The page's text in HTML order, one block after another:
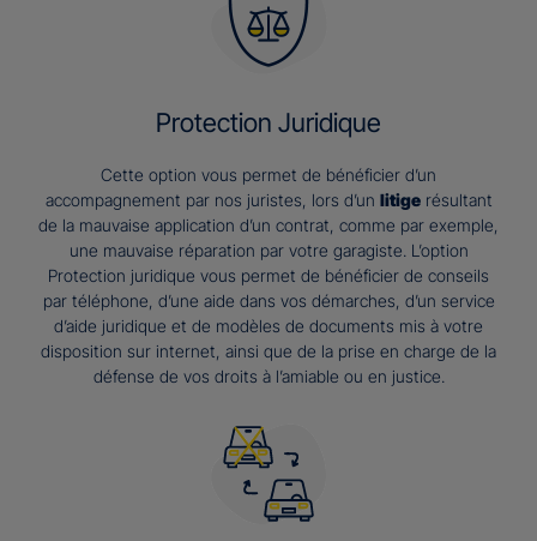
Protection Juridique
Cette option vous permet de bénéficier d’un
accompagnement par nos juristes, lors d’un litigerésultant
de la mauvaise application d’un contrat, comme par exemple,
une mauvaise réparation par votre garagiste. L’option
Protection juridique vous permet de bénéficier de conseils
par téléphone, d’une aide dans vos démarches, d’un service
d’aide juridique et de modèles de documents mis à votre
disposition sur internet, ainsi que de la prise en charge de la
défense de vos droits à l’amiable ou en justice.